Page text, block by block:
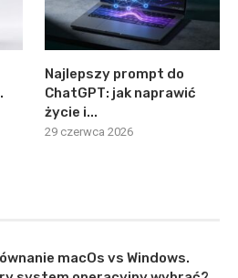
Najlepszy prompt do
ChatGPT: jak naprawić
życie i...
29 czerwca 2026
macOs vs Windows.